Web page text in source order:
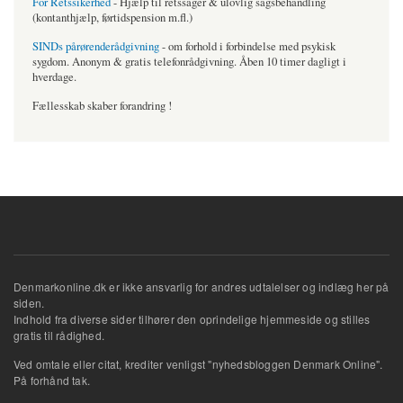
(kontanthjælp, førtidspension m.fl.)
SINDs pårørenderådgivning- om forhold i forbindelse med psykisk
sygdom. Anonym & gratis telefonrådgivning. Åben 10 timer dagligt i
hverdage.
Fællesskab skaber forandring !
Denmarkonline.dk er ikke ansvarlig for andres udtalelser og indlæg her på
siden.
Indhold fra diverse sider tilhører den oprindelige hjemmeside og stilles
gratis til rådighed.
Ved omtale eller citat, krediter venligst "nyhedsbloggen Denmark Online".
På forhånd tak.